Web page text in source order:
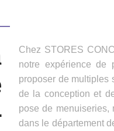
Chez STORES
notre expérience de
proposer de multiples
de la conception et
pose de menuiseries,
dans le département